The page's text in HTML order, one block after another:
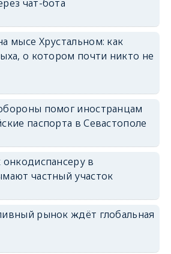
чат-бота
мысе Хрустальном: как
о котором почти никто не
помог иностранцам
паспорта в Севастополе
в
частный участок
рынок ждёт глобальная